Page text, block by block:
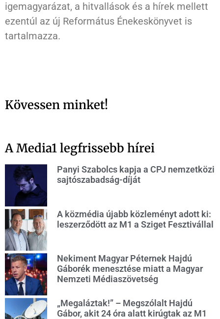
igemagyarázat, a hitvallások és a hírek mellett
ezentúl az új Református Énekeskönyvet is
tartalmazza.
Kövessen minket!
A Media1 legfrissebb hírei
Panyi Szabolcs kapja a CPJ nemzetközi
sajtószabadság-díját
A közmédia újabb közleményt adott ki:
leszerződött az M1 a Sziget Fesztivállal
Nekiment Magyar Péternek Hajdú
Gáborék menesztése miatt a Magyar
Nemzeti Médiaszövetség
„Megaláztak!” – Megszólalt Hajdú
Gábor, akit 24 óra alatt kirúgtak az M1